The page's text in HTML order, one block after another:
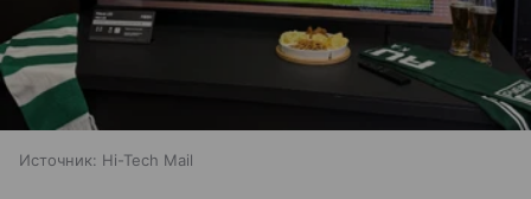
Источник: Hi-Tech Mail